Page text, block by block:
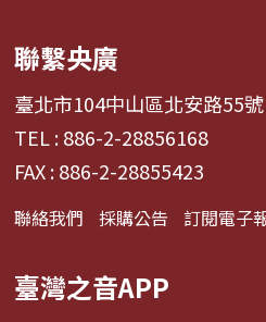
聯繫央廣
臺北市104中山區北安路55號
TEL : 886-2-28856168
FAX : 886-2-28855423
聯絡我們 採購公告 訂閱電子
臺灣之音APP